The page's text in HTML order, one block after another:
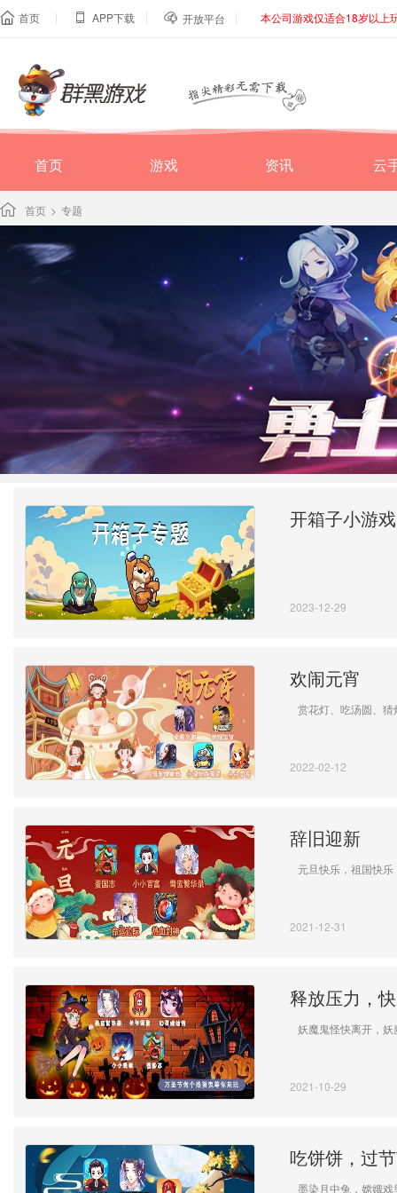
 首页 |  APP下载 |  开放平台 | 本公司游戏仅适合18岁以上
首页 游戏 资讯 云
首页 > 专题
开箱子小游戏
2023-12-29
欢闹元宵
赏花灯、吃汤圆、
2022-02-12
辞旧迎新
元旦快乐，祖国快
2021-12-31
释放压力，
妖魔鬼怪快离开，
2021-10-29
吃饼饼，过
墨染月中兔，嫦娥戏